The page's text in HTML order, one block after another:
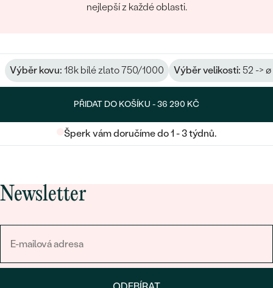
nejlepší z každé oblasti.
Výběr kovu: 18k bílé zlato 750/1000 Výběr velikosti: 52 ->
PŘIDAT DO KOŠÍKU -36 290 KČ
Šperk vám doručíme do 1 - 3 týdnů.
Newsletter